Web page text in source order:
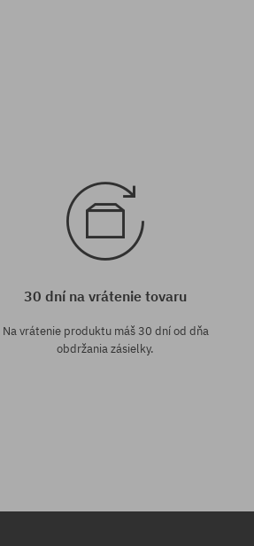
30 dní na vrátenie tovaru
Na vrátenie produktu máš 30 dní od dňa
obdržania zásielky.